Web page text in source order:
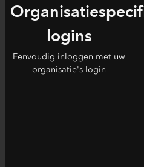
logins
Eenvoudig inloggen met uw
organisatie's login